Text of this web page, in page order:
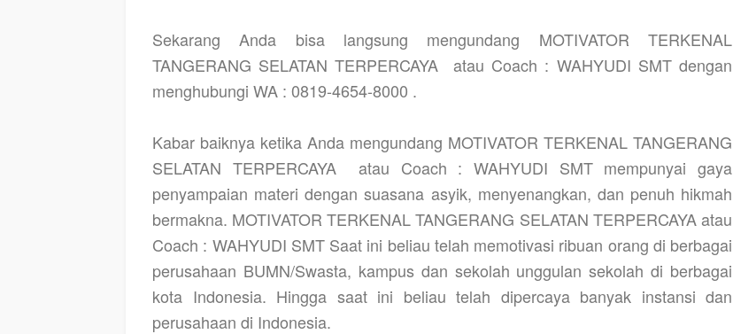
Sekarang Anda bisa langsung mengundang MOTIVATOR TERKENAL
TANGERANG SELATAN TERPERCAYA
atau Coach : WAHYUDI SMT dengan
menghubungi WA : 0819-4654-8000 .
Kabar baiknya ketika Anda mengundang MOTIVATOR TERKENAL TANGERANG
SELATAN TERPERCAYA
atau Coach : WAHYUDI SMT mempunyai gaya
penyampaian materi dengan suasana asyik, menyenangkan, dan penuh hikmah
bermakna. MOTIVATOR TERKENAL TANGERANG SELATAN TERPERCAYA atau
Coach : WAHYUDI SMT Saat ini beliau telah memotivasi ribuan orang di berbagai
perusahaan BUMN/Swasta, kampus dan sekolah unggulan sekolah di berbagai
kota Indonesia. Hingga saat ini beliau telah dipercaya banyak instansi dan
perusahaan di Indonesia.